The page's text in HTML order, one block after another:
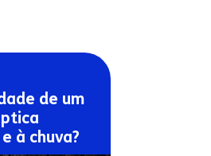
de um
à chuva?